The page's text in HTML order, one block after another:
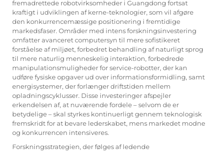
fremadrettede robotvirksomheder i Guangdong fortsat
kraftigt i udviklingen af kerne-teknologier, som vil afgøre
den konkurrencemæssige positionering i fremtidige
markedsfaser. Områder med intens forskningsinvestering
omfatter avanceret computersyn til mere sofistikeret
forståelse af miljøet, forbedret behandling af naturligt sprog
til mere naturlig menneskelig interaktion, forbedrede
manipulationsmuligheder for service-robotter, der kan
udføre fysiske opgaver ud over informationsformidling, samt
energisystemer, der forlænger driftstiden mellem
opladningscyklusser. Disse investeringer afspejler
erkendelsen af, at nuværende fordele – selvom de er
betydelige – skal styrkes kontinuerligt gennem teknologisk
fremskridt for at bevare lederskabet, mens markedet modne
og konkurrencen intensiveres.
Forskningsstrategien, der følges af ledende